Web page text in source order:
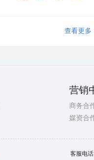
查看更多
营销
商务合
媒资合
客服电